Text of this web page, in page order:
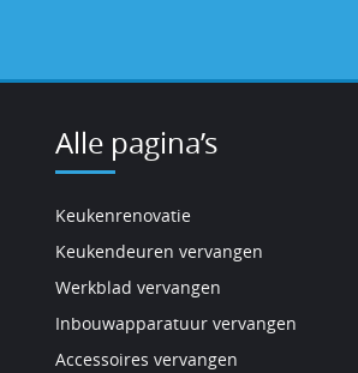
Alle pagina’s
Keukenrenovatie
Keukendeuren vervangen
Werkblad vervangen
Inbouwapparatuur vervangen
Accessoires vervangen